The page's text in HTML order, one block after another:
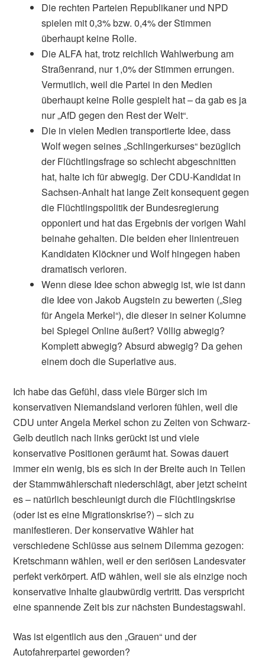
Die rechten Parteien Republikaner und NPD
spielen mit 0,3% bzw. 0,4% der Stimmen
überhaupt keine Rolle.
Die ALFA hat, trotz reichlich Wahlwerbung am
Straßenrand, nur 1,0% der Stimmen errungen.
Vermutlich, weil die Partei in den Medien
überhaupt keine Rolle gespielt hat – da gab es ja
nur „AfD gegen den Rest der Welt“.
Die in vielen Medien transportierte Idee, dass
Wolf wegen seines „Schlingerkurses“ bezüglich
der Flüchtlingsfrage so schlecht abgeschnitten
hat, halte ich für abwegig. Der CDU-Kandidat in
Sachsen-Anhalt hat lange Zeit konsequent gegen
die Flüchtlingspolitik der Bundesregierung
opponiert und hat das Ergebnis der vorigen Wahl
beinahe gehalten. Die beiden eher linientreuen
Kandidaten Klöckner und Wolf hingegen haben
dramatisch verloren.
Wenn diese Idee schon abwegig ist, wie ist dann
die Idee von Jakob Augstein zu bewerten („Sieg
für Angela Merkel“), die dieser in seiner Kolumne
bei Spiegel Online äußert? Völlig abwegig?
Komplett abwegig? Absurd abwegig? Da gehen
einem doch die Superlative aus.
Ich habe das Gefühl, dass viele Bürger sich im
konservativen Niemandsland verloren fühlen, weil die
CDU unter Angela Merkel schon zu Zeiten von Schwarz-
Gelb deutlich nach links gerückt ist und viele
konservative Positionen geräumt hat. Sowas dauert
immer ein wenig, bis es sich in der Breite auch in Teilen
der Stammwählerschaft niederschlägt, aber jetzt scheint
es – natürlich beschleunigt durch die Flüchtlingskrise
(oder ist es eine Migrationskrise?) – sich zu
manifestieren. Der konservative Wähler hat
verschiedene Schlüsse aus seinem Dilemma gezogen:
Kretschmann wählen, weil er den seriösen Landesvater
perfekt verkörpert. AfD wählen, weil sie als einzige noch
konservative Inhalte glaubwürdig vertritt. Das verspricht
eine spannende Zeit bis zur nächsten Bundestagswahl.
Was ist eigentlich aus den „Grauen“ und der
Autofahrerpartei geworden?